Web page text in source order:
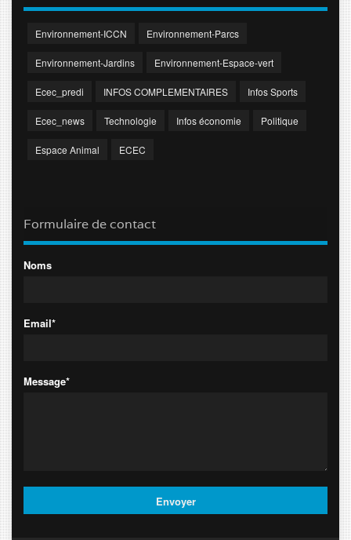
Environnement-ICCN Environnement-Parcs
Environnement-Jardins Environnement-Espace-vert
Ecec_predi INFOS COMPLEMENTAIRES Infos Sports
Ecec_news Technologie Infos économie Politique
Espace Animal ECEC
Formulaire de contact
Noms
Email*
Message*